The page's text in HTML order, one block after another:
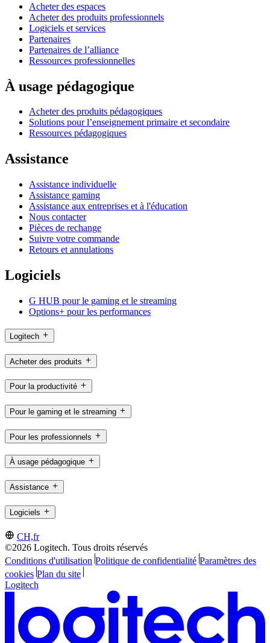
Acheter des espaces
Acheter des produits professionnels
Logiciels et services
Partenaires
Partenaires de l’alliance
Ressources professionnelles
À usage pédagogique
Acheter des produits pédagogiques
Solutions pour l’enseignement primaire et secondaire
Ressources pédagogiques
Assistance
Assistance individuelle
Assistance gaming
Assistance aux entreprises et à l'éducation
Nous contacter
Pièces de rechange
Suivre votre commande
Retours et annulations
Logiciels
G HUB pour le gaming et le streaming
Options+ pour les performances
Logitech
Acheter des produits
Pour la productivité
Pour le gaming et le streaming
Pour les professionnels
À usage pédagogique
Assistance
Logiciels
CH,fr
©2026 Logitech. Tous droits réservés
Conditions d'utilisation Politique de confidentialité Paramètres des
cookies Plan du site
Logitech